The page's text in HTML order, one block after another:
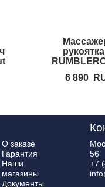
6 890
О заказе
Гарантия
Наши
магазины
Документы
56
+7